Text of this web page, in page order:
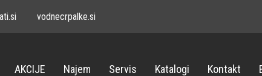
vodnecrpalke.si
AKCIJE Najem Servis Katalogi Kontakt